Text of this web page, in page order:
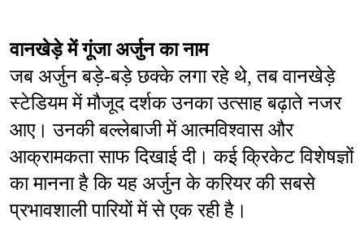
वानखेड़े में गूंजा अर्जुन का नाम
जब अर्जुन बड़े-बड़े छक्के लगा रहे थे, तब वानखेड़े
स्टेडियम में मौजूद दर्शक उनका उत्साह बढ़ाते नजर
आए। उनकी बल्लेबाजी में आत्मविश्वास और
आक्रामकता साफ दिखाई दी। कई क्रिकेट विशेषज्ञों
का मानना है कि यह अर्जुन के करियर की सबसे
प्रभावशाली पारियों में से एक रही है।